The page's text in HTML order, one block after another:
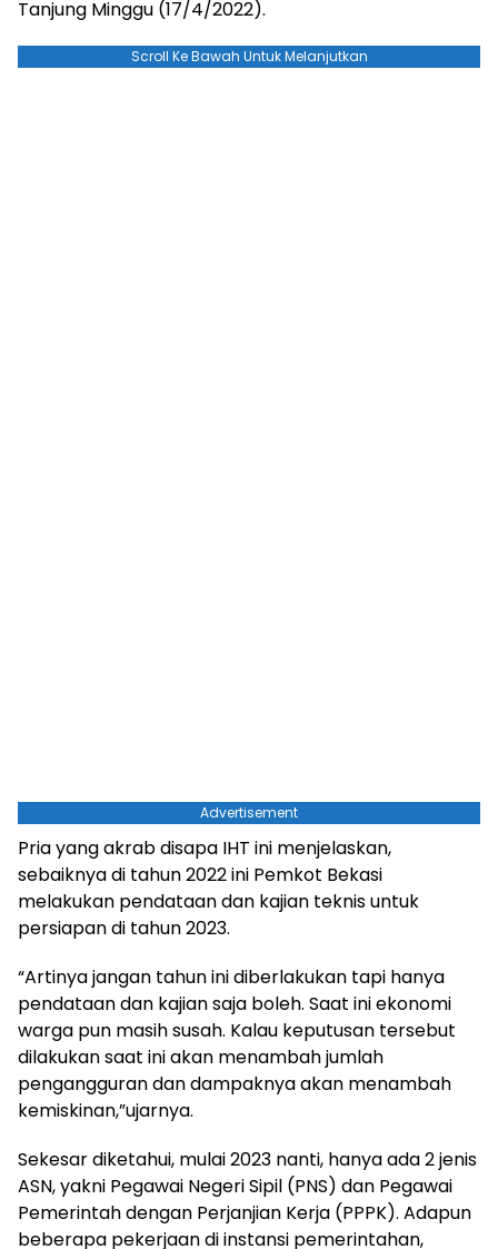
Tanjung Minggu (17/4/2022).
Scroll Ke Bawah Untuk Melanjutkan
Advertisement
Pria yang akrab disapa IHT ini menjelaskan,
sebaiknya di tahun 2022 ini Pemkot Bekasi
melakukan pendataan dan kajian teknis untuk
persiapan di tahun 2023.
“Artinya jangan tahun ini diberlakukan tapi hanya
pendataan dan kajian saja boleh. Saat ini ekonomi
warga pun masih susah. Kalau keputusan tersebut
dilakukan saat ini akan menambah jumlah
pengangguran dan dampaknya akan menambah
kemiskinan,”ujarnya.
Sekesar diketahui, mulai 2023 nanti, hanya ada 2 jenis
ASN, yakni Pegawai Negeri Sipil (PNS) dan Pegawai
Pemerintah dengan Perjanjian Kerja (PPPK). Adapun
beberapa pekerjaan di instansi pemerintahan,